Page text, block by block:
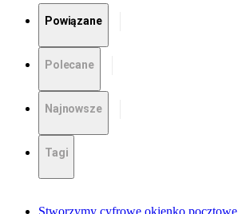
Powiązane
Polecane
Najnowsze
Tagi
Stworzymy cyfrowe okienko pocztowe